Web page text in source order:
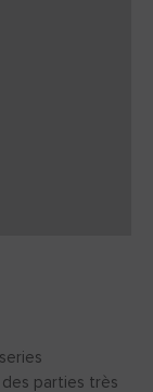
des parties très